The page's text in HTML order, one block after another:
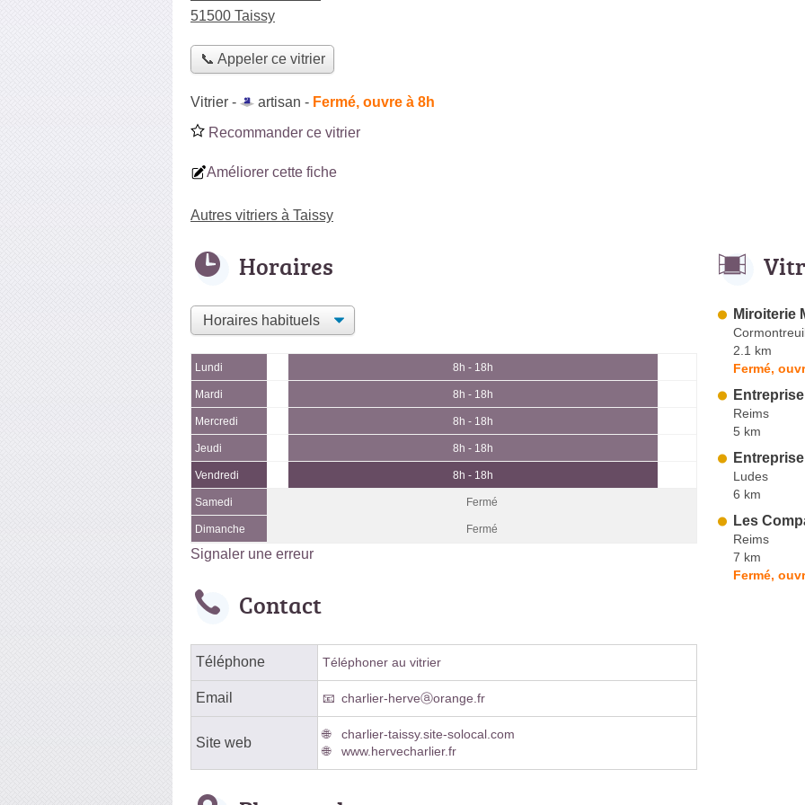
51500 Taissy
📞 Appeler ce vitrier
Vitrier - artisan - Fermé, ouvre à 8h
Recommander ce vitrier
Améliorer cette fiche
Autres vitriers à Taissy
Horaires
Lundi 8h - 18h
Mardi 8h - 18h
Mercredi 8h - 18h
Jeudi 8h - 18h
Vendredi 8h - 18h
Samedi Fermé
Dimanche Fermé
Signaler une erreur
Contact
Téléphone Téléphoner au vitrier
Email charlier-herveⓐorange.fr
Site web
charlier-taissy.site-solocal.com
www.hervecharlier.fr
Miroiterie
2.1 km
Fermé,
Reims
5 km
Ludes
6 km
Les
Reims
7 km
Fermé,